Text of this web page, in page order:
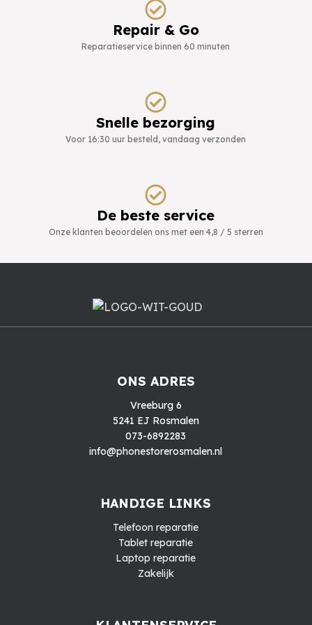
Repair & Go
Reparatieservice binnen 60 minuten
Snelle bezorging
Voor 16:30 uur besteld, vandaag verzonden
De beste service
Onze klanten beoordelen ons met een 4,8 / 5 sterren
ONS ADRES
Vreeburg 6
5241 EJ Rosmalen
073-6892283
info@phonestorerosmalen.nl
HANDIGE LINKS
Telefoon reparatie
Tablet reparatie
Laptop reparatie
Zakelijk